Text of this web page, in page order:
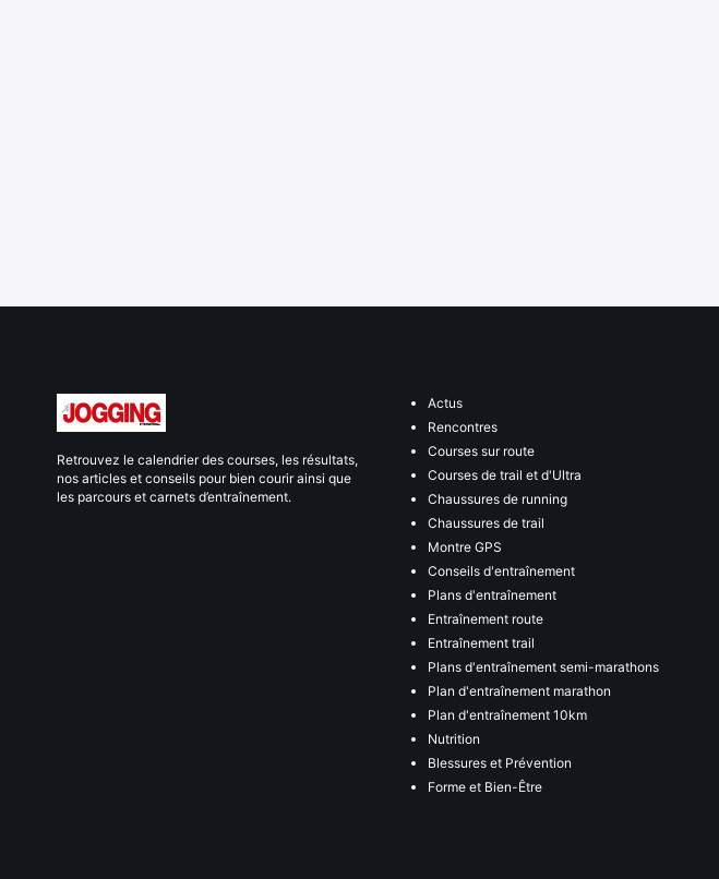
Retrouvez le calendrier des courses, les résultats,
nos articles et conseils pour bien courir ainsi que
les parcours et carnets d’entraînement.
Actus
Rencontres
Courses sur route
Courses de trail et d'Ultra
Chaussures de running
Chaussures de trail
Montre GPS
Conseils d'entraînement
Plans d'entraînement
Entraînement route
Entraînement trail
Plans d'entraînement semi-marathons
Plan d'entraînement marathon
Plan d'entraînement 10km
Nutrition
Blessures et Prévention
Forme et Bien-Être